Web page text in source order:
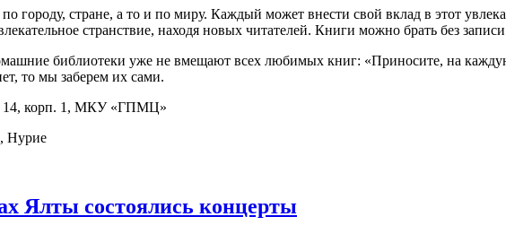
городу, стране, а то и по миру. Каждый может внести свой вклад в этот
странствие, находя новых читателей. Книги можно брать без
библиотеки уже не вмещают всех любимых книг: «Приносите, на
то мы заберем их сами.
14, корп. 1, МКУ «ГПМЦ»
Нурие
Ялты состоялись концерты